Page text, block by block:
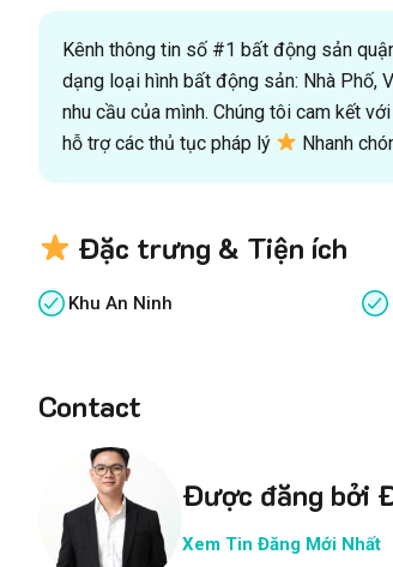
Kênh thông tin số #1 bất động sản
dạng loại hình bất động sản: Nhà Phố,
nhu cầu của mình. Chúng tôi cam kết
hỗ trợ các thủ tục pháp lý
Nhanh
Đặc trưng & Tiện ích
Khu An Ninh
Contact
Được đăng bởi
Xem Tin Đăng Mới Nhất